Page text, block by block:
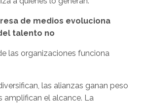
de medios evoluciona
talento no
las organizaciones funciona
las alianzas ganan peso
amplifican el alcance. La